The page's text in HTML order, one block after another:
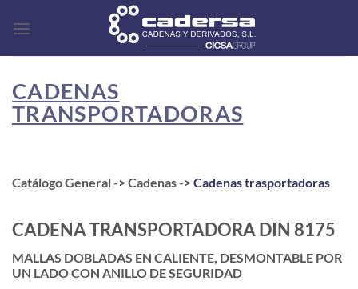
contenido
CADENAS
TRANSPORTADORAS
Catálogo General -> Cadenas ->Cadenas trasportadoras
CADENA TRANSPORTADORA DIN 8175
MALLAS DOBLADAS EN CALIENTE, DESMONTABLE POR
UN LADO CON ANILLO DE SEGURIDAD